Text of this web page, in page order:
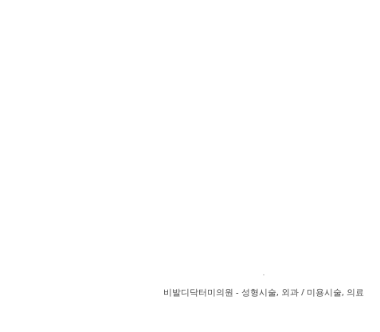
비발디닥터미의원 - 성형시술, 외과 / 미용시술, 의료